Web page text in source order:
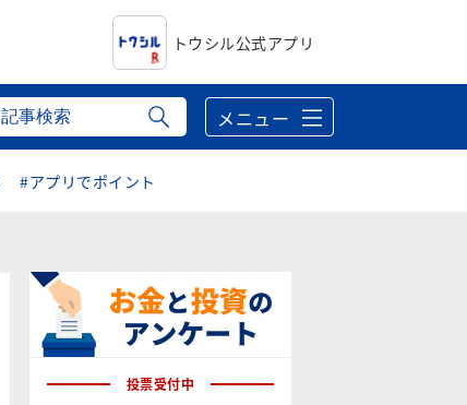
トウシル公式アプリ
メニュー
#アプリでポイント
投票受付中